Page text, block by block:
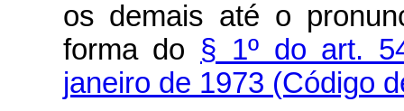
os demais até o
forma do § 1º do art.
janeiro de 1973 (Código